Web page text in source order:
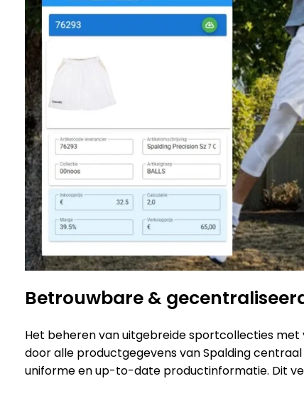
Betrouwbare &
Het beheren van uitgebreide sportcollecties
door alle productgegevens van Spalding
uniforme en up-to-date productinformatie. Dit